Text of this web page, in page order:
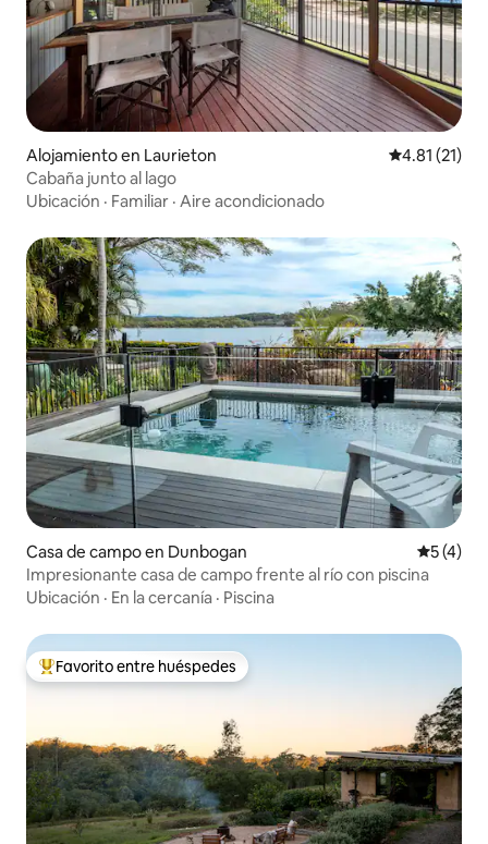
Alojamiento en Laurieton Calificación
4.81 (21)
Cabaña junto al lago
Ubicación · Familiar · Aire acondicionado
Casa de campo en Dunbogan
5 (4)
Impresionante casa de campo frente al río con piscina
Ubicación · En la cercanía · Piscina
Favorito entre huéspedes preferido
Favorito entre huéspedes